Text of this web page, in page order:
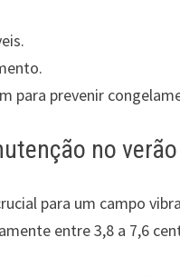
para prevenir
no verão
para um campo
entre 3,8 a 7,6